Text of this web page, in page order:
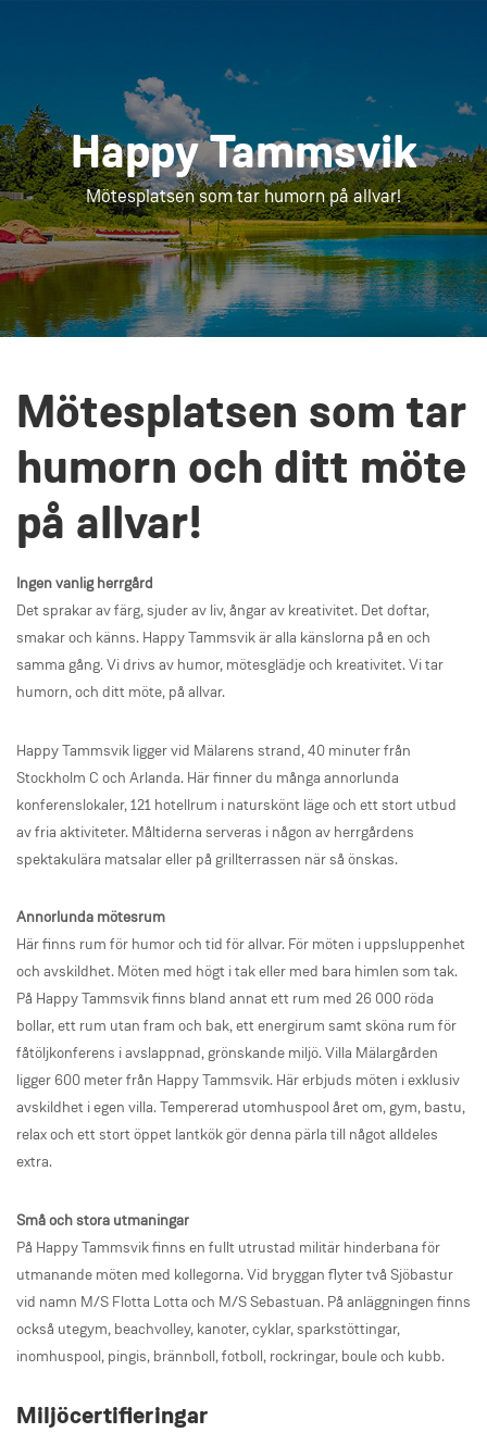
Happy Tammsvik
Mötesplatsen som tar humorn på allvar!
Mötesplatsen som tar
humorn och ditt möte
på allvar!
Ingen vanlig herrgård
Det sprakar av färg, sjuder av liv, ångar av kreativitet. Det doftar,
smakar och känns. Happy Tammsvik är alla känslorna på en och
samma gång. Vi drivs av humor, mötesglädje och kreativitet. Vi tar
humorn, och ditt möte, på allvar.
Happy Tammsvik ligger vid Mälarens strand, 40 minuter från
Stockholm C och Arlanda. Här finner du många annorlunda
konferenslokaler, 121 hotellrum i naturskönt läge och ett stort utbud
av fria aktiviteter. Måltiderna serveras i någon av herrgårdens
spektakulära matsalar eller på grillterrassen när så önskas.
Annorlunda mötesrum
Här finns rum för humor och tid för allvar. För möten i uppsluppenhet
och avskildhet. Möten med högt i tak eller med bara himlen som tak.
På Happy Tammsvik finns bland annat ett rum med 26 000 röda
bollar, ett rum utan fram och bak, ett energirum samt sköna rum för
fåtöljkonferens i avslappnad, grönskande miljö. Villa Mälargården
ligger 600 meter från Happy Tammsvik. Här erbjuds möten i exklusiv
avskildhet i egen villa. Tempererad utomhuspool året om, gym, bastu,
relax och ett stort öppet lantkök gör denna pärla till något alldeles
extra.
Små och stora utmaningar
På Happy Tammsvik finns en fullt utrustad militär hinderbana för
utmanande möten med kollegorna. Vid bryggan flyter två Sjöbastur
vid namn M/S Flotta Lotta och M/S Sebastuan. På anläggningen finns
också utegym, beachvolley, kanoter, cyklar, sparkstöttingar,
inomhuspool, pingis, brännboll, fotboll, rockringar, boule och kubb.
Miljöcertifieringar